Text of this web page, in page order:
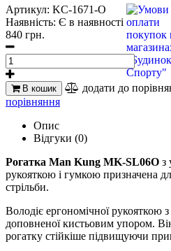
Артикул: KC-1671-O
Наявність: Є в наявності
840 грн.
В кошик додати до
порівняння
Опис
Відгуки (0)
Рогатка Man Kung MK-SL06O з
рукояткою і гумкою призначена
стрільби.
Володіє ергономічної рукояткою
доповненої кистьовим упором.
рогатку стійкіше підвищуючи